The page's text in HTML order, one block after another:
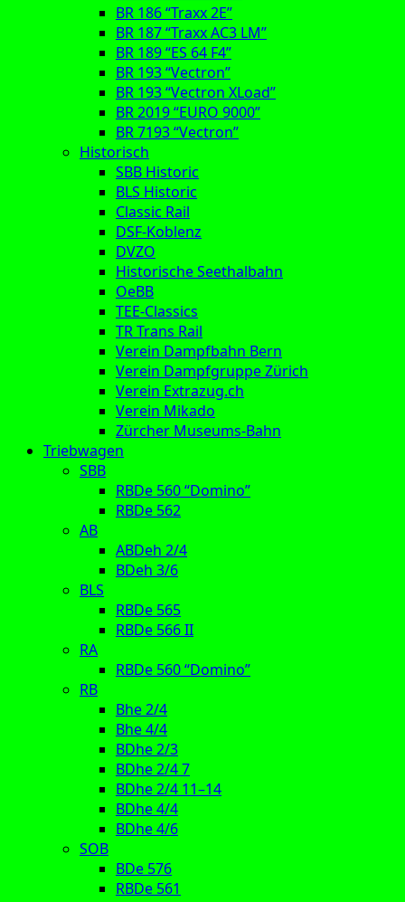
BR 186 “Traxx 2E”
BR 187 “Traxx AC3 LM”
BR 189 “ES 64 F4”
BR 193 “Vectron”
BR 193 “Vectron XLoad”
BR 2019 “EURO 9000”
BR 7193 “Vectron”
Historisch
SBB Historic
BLS Historic
Classic Rail
DSF-Koblenz
DVZO
Historische Seethalbahn
OeBB
TEE-Classics
TR Trans Rail
Verein Dampfbahn Bern
Verein Dampfgruppe Zürich
Verein Extrazug.ch
Verein Mikado
Zürcher Museums-Bahn
Triebwagen
SBB
RBDe 560 “Domino”
RBDe 562
AB
ABDeh 2/4
BDeh 3/6
BLS
RBDe 565
RBDe 566 II
RA
RBDe 560 “Domino”
RB
Bhe 2/4
Bhe 4/4
BDhe 2/3
BDhe 2/4 7
BDhe 2/4 11–14
BDhe 4/4
BDhe 4/6
SOB
BDe 576
RBDe 561